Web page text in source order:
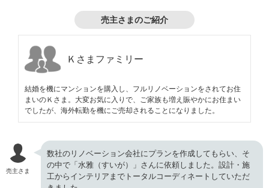
売主さまのご紹介
Ｋさまファミリー
結婚を機にマンションを購入し、フルリノベーションをされてお住
まいのＫさま。大変お気に入りで、ご家族も増え賑やかにお住まい
でしたが、海外転勤を機にご売却されることになりました。
売主さま
数社のリノベーション会社にプランを作成してもらい、そ
の中で「水雅（すいが）」さんに依頼しました。設計・施
工からインテリアまでトータルコーディネートしていただ